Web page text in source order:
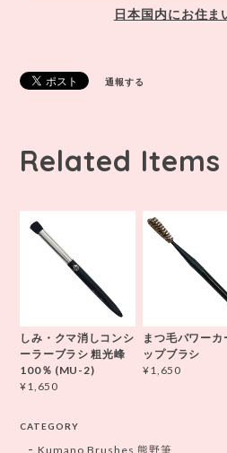
日本国内にお住ま
通報する
Related Items
しみ・クマ消しコンシ
ーラーブラシ 粗光峰
100％ (MU-2)
¥1,650
まつ毛パワーカ
ップブラシ
¥1,650
CATEGORY
Kumano Brushes 熊野筆